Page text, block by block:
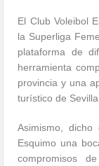
El Club Voleibol
la Superliga
plataforma de
herramienta
provincia y una
turístico de Sevilla.
Asimismo, dicho
Esquimo una
compromisos